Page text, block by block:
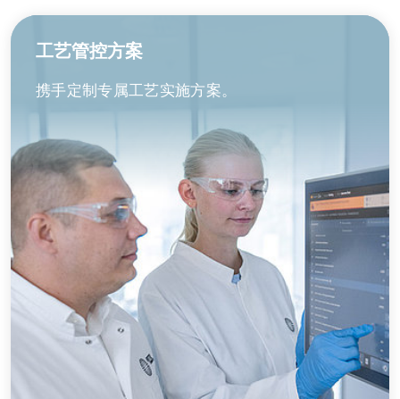
工艺管控方案
携手定制专属工艺实施方案。